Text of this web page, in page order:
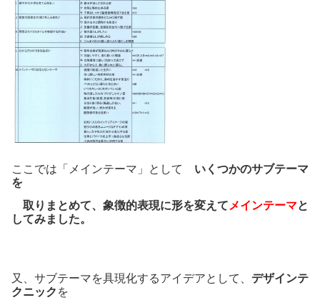
ここでは「メインテーマ」として いくつかのサブテーマ
を
取りまとめて、象徴的表現に形を変えてメインテーマと
してみました。
又、サブテーマを具現化するアイデアとして、 デザインテ
クニックを